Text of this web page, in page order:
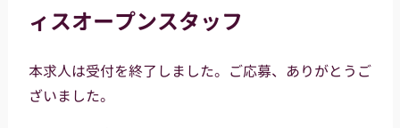
ィスオープンスタッフ
本求人は受付を終了しました。ご応募、ありがとうご
ざいました。